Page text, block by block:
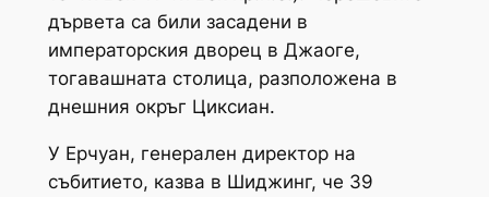
дървета са били засадени в
императорския дворец в Джаоге,
тогавашната столица, разположена в
днешния окръг Циксиан.
У Ерчуан, генерален директор на
събитието, казва в Шиджинг, че 39